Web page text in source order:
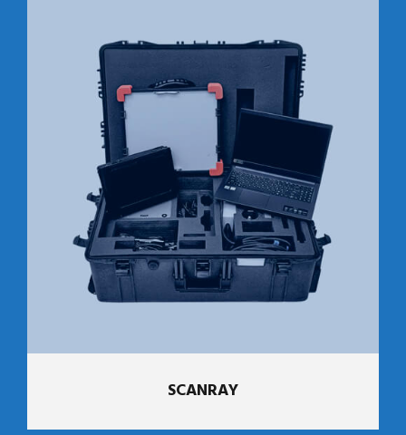
SCANRAY